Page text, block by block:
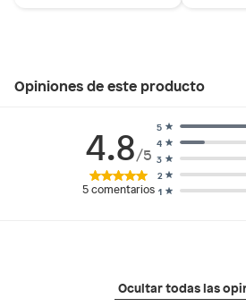
Opiniones de este producto
4.8/5
5 comentarios 1
2
3
4
5
Ocultar todas las